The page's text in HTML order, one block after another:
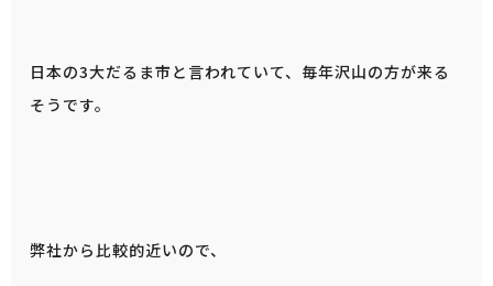
日本の3大だるま市と言われていて、毎年沢山の方が来る
そうです。
弊社から比較的近いので、